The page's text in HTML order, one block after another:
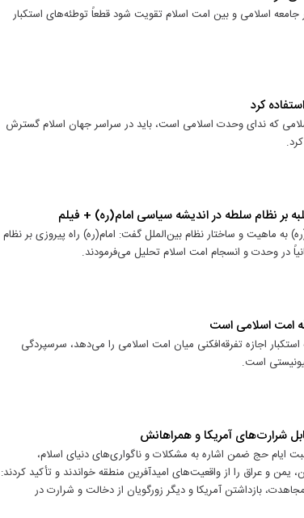
اسلامی و بین امت اسلام تقویت شود قطعاً توطئه‌های استکبار
کرد
که ندای وحدت اسلامی است، باید در سراسر جهان اسلام گسترش
بر نظام سلطه در اندیشه سیاسی امام(ره) + فیلم
به ماهیت و ساختار نظام بین‌الملل گفت: امام(ره) راه پیروزی بر نظام
در وحدت و انسجام امت اسلام تحلیل می‌فرمودند.
امت اسلامی است
استکبار اجازه تفرقه‌افکنی میان امت اسلامی را می‌دهد، سرسپردگی
است.
شرارت‌های آمریکا و همراهانش
ایام حج ضمن اشاره به مشکلات و ناگواری‌های دنیای اسلام،
و عراق را از واقعیت‌های امیدآفرین منطقه خواندند و تأکید کردند:
بازداشتن آمریکا و دیگر زورگویان از دخالت و شرارت در